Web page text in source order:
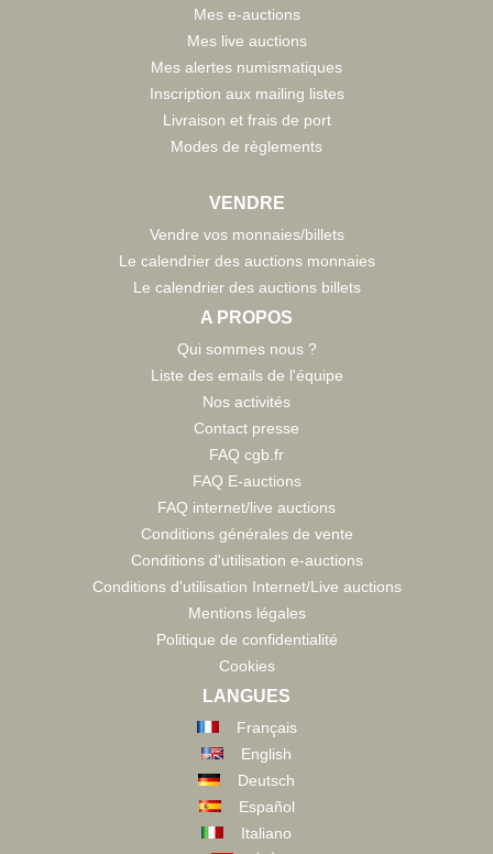
Mes e-auctions
Mes live auctions
Mes alertes numismatiques
Inscription aux mailing listes
Livraison et frais de port
Modes de règlements
VENDRE
Vendre vos monnaies/billets
Le calendrier des auctions monnaies
Le calendrier des auctions billets
A PROPOS
Qui sommes nous ?
Liste des emails de l'équipe
Nos activités
Contact presse
FAQ cgb.fr
FAQ E-auctions
FAQ internet/live auctions
Conditions générales de vente
Conditions d'utilisation e-auctions
Conditions d'utilisation Internet/Live auctions
Mentions légales
Politique de confidentialité
Cookies
LANGUES
Français
English
Deutsch
Español
Italiano